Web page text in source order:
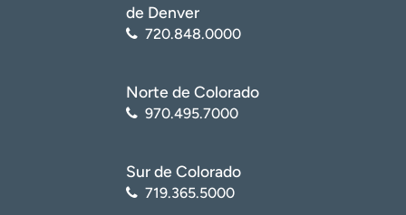
de Denver
720.848.0000
Norte de Colorado
970.495.7000
Sur de Colorado
719.365.5000